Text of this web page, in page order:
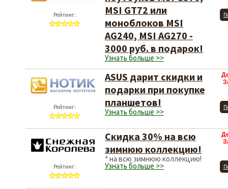
Рейтинг:
MSI GT72 или
моноблоков MSI
AG240, MSI AG270 -
3000 руб. в подарок!
Узнать больше >>
Рейтинг:
ASUS дарит скидки и
подарки при покупке
планшетов!
Узнать больше >>
Рейтинг:
Скидка 30% на всю
зимнюю коллекцию!
* на всю зимнюю коллекцию!
Узнать больше >>